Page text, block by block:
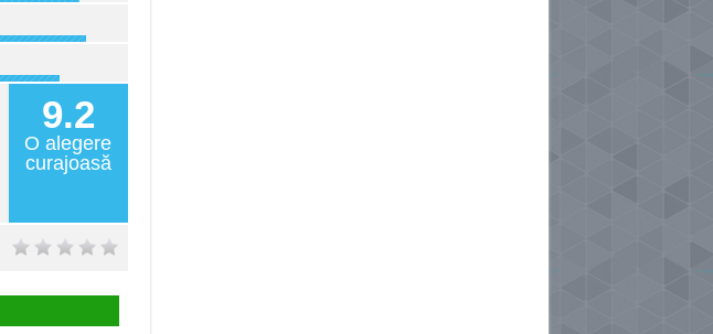
9.2
O alegere
curajoasă